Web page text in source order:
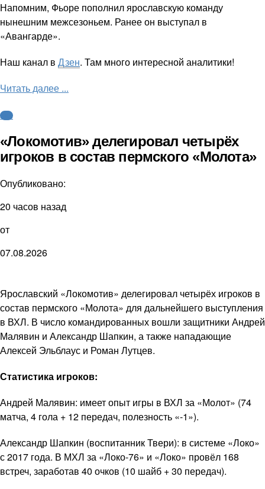
Напомним, Фьоре пополнил ярославскую команду
нынешним межсезоньем. Ранее он выступал в
«Авангарде».
Наш канал в Дзен. Там много интересной аналитики!
Читать далее ...
КХЛ
«Локомотив» делегировал четырёх
игроков в состав пермского «Молота»
Опубликовано:
20 часов назад
от
07.08.2026
Ярославский «Локомотив» делегировал четырёх игроков в
состав пермского «Молота» для дальнейшего выступления
в ВХЛ. В число командированных вошли защитники Андрей
Малявин и Александр Шапкин, а также нападающие
Алексей Эльблаус и Роман Лутцев.
Статистика игроков:
Андрей Малявин: имеет опыт игры в ВХЛ за «Молот» (74
матча, 4 гола + 12 передач, полезность «-1»).
Александр Шапкин (воспитанник Твери): в системе «Локо»
с 2017 года. В МХЛ за «Локо-76» и «Локо» провёл 168
встреч, заработав 40 очков (10 шайб + 30 передач).